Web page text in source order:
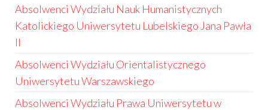
Absolwenci Wydziału Nauk Humanistycznych
Katolickiego Uniwersytetu Lubelskiego Jana Pawła
II
Absolwenci Wydziału Orientalistycznego
Uniwersytetu Warszawskiego
Absolwenci Wydziału Prawa Uniwersytetu w